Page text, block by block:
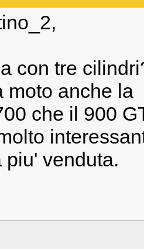
con tre
moto anche la
che il 900
piu' venduta.